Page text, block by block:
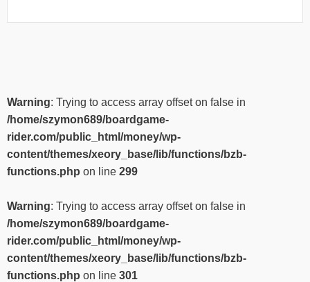
Warning: Trying to access array offset on false in
/home/szymon689/boardgame-
rider.com/public_html/money/wp-
content/themes/xeory_base/lib/functions/bzb-
functions.php on line 299
Warning: Trying to access array offset on false in
/home/szymon689/boardgame-
rider.com/public_html/money/wp-
content/themes/xeory_base/lib/functions/bzb-
functions.php on line 301